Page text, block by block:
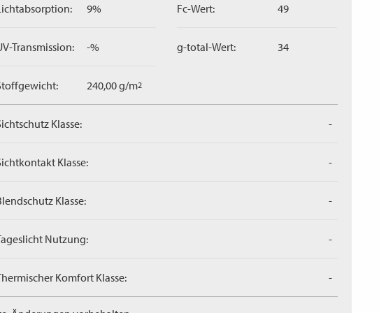
9%
Transmission: -%
240,00 g/m2
Fc-Wert: 49
g-total-Wert: 34
Klasse: -
Klasse: -
Klasse: -
Nutzung: -
Komfort Klasse: -